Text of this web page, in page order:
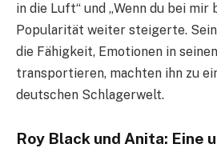
in die Luft“ und „Wenn du bei mir
Popularität weiter steigerte.
die Fähigkeit, Emotionen in
transportieren, machten ihn zu
deutschen Schlagerwelt.
Roy Black und Anita: Eine